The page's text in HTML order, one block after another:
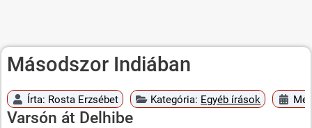
Másodszor Indiában
Írta: Rosta Erzsébet Kategória: Egyéb írások
Varsón át Delhibe